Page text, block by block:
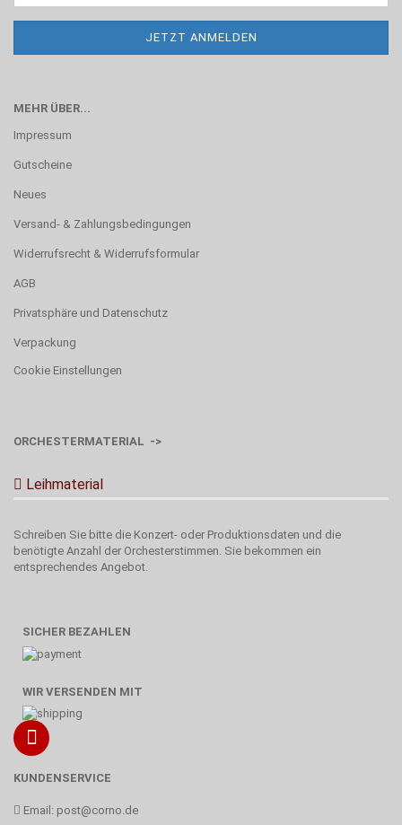
MEHR ÜBER...
Impressum
Gutscheine
Neues
Versand- & Zahlungsbedingungen
Widerrufsrecht & Widerrufsformular
AGB
Privatsphäre und Datenschutz
Verpackung
Cookie Einstellungen
ORCHESTERMATERIAL ->
Leihmaterial
Schreiben Sie bitte die Konzert- oder Produktionsdaten und die
benötigte Anzahl der Orchesterstimmen. Sie bekommen ein
entsprechendes Angebot.
SICHER BEZAHLEN
WIR VERSENDEN MIT
KUNDENSERVICE
Email: post@corno.de